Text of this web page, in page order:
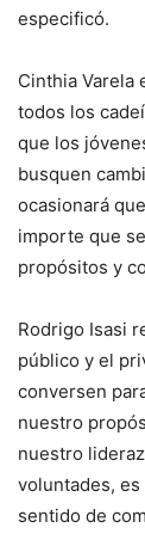
especificó.
Cinthia Varela
todos los
que los
busquen
ocasionará
importe que
propósitos y
Rodrigo Isasi
público y el
conversen
nuestro
nuestro
voluntades,
sentido de